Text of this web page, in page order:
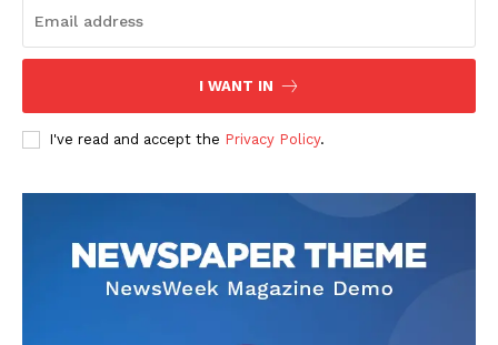
I WANT IN
I've read and accept the Privacy Policy.